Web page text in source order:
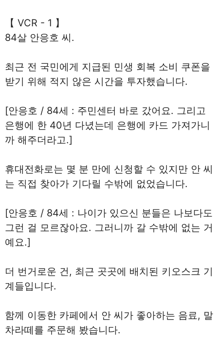
【 VCR - 1 】
84살 안응호 씨.
최근 전 국민에게 지급된 민생 회복 소비 쿠폰을
받기 위해 적지 않은 시간을 투자했습니다.
[안응호 / 84세 : 주민센터 바로 갔어요. 그리고
은행에 한 40년 다녔는데 은행에 카드 가져가니
까 해주더라고.]
휴대전화로는 몇 분 만에 신청할 수 있지만 안 씨
는 직접 찾아가 기다릴 수밖에 없었습니다.
[안응호 / 84세 : 나이가 있으신 분들은 나보다도
그런 걸 모르잖아요. 그러니까 갈 수밖에 없는 거
예요.]
더 번거로운 건, 최근 곳곳에 배치된 키오스크 기
계들입니다.
함께 이동한 카페에서 안 씨가 좋아하는 음료, 말
차라떼를 주문해 봤습니다.